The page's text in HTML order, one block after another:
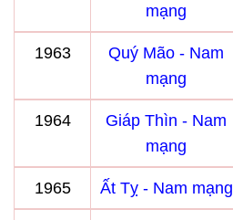
mạng
1963
Quý Mão - Nam
mạng
1964
Giáp Thìn - Nam
mạng
1965 Ất Tỵ - Nam mạng